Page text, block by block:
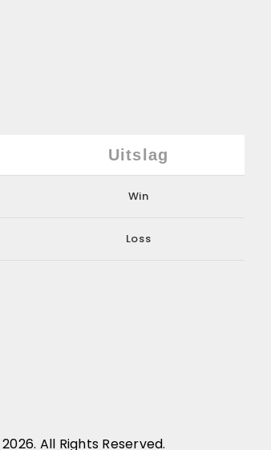
Uitslag
Win
Loss
All Rights Reserved.